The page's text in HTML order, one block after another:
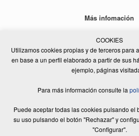
Más infomación
© 2017 - 2026 RENT A CAR MSF, S.A |
Diseño Web:Equip Creatiu|Aviso legal|
cookies
COOKIES
Utilizamos cookies propias y de terceros para
en base a un perfil elaborado a partir de sus
ejemplo, páginas
Para más información consulte la
Puede aceptar todas las cookies pulsando el
su uso pulsando el botón "Rechazar" y
"Configurar".